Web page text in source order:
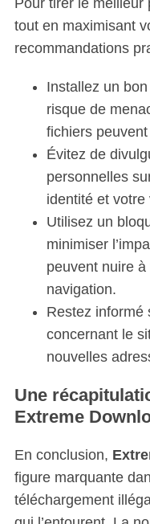
tout en maximisant
recommandations
Installez un
risque de
fichiers
Évitez de
personnelles
identité et votre
Utilisez un
minimiser
peuvent nuire
navigation.
Restez informé
concernant le
nouvelles
Une
Extreme
En conclusion,
figure marquante
téléchargement